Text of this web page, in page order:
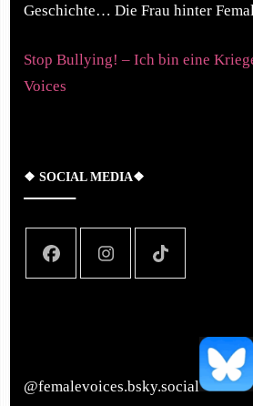
Geschichte… Die Frau hinter
Stop Bullying! – Ich bin eine
Voices
❖ SOCIAL MEDIA❖
‪@femalevoices.bsky.social‬